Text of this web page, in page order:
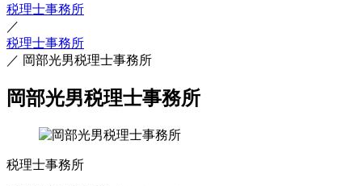
税理士事務所
／
税理士事務所
／ 岡部光男税理士事務所
岡部光男税理士事務所
税理士事務所